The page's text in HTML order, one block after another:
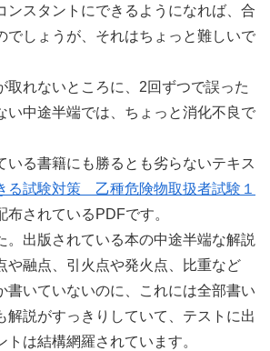
スタントにできるようになれば、合
でしょうが、それはちょっと難しいで
れないところに、2回ずつで誤った
い中途半端では、ちょっと消化不良で
る書籍にも勝るとも劣らないテキス
る試験対策 乙種危険物取扱者試験１
布されているPDFです。
出版されている本の中途半端な解説
や融点、引火点や発火点、比重など
書いていないのに、これには全部書い
解説がすっきりしていて、テストに出
トは結構網羅されています。